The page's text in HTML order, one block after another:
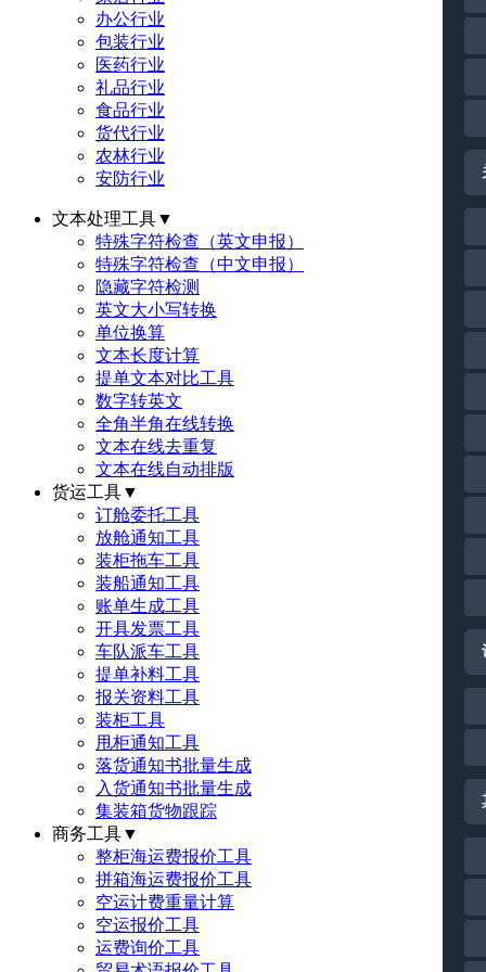
办公行业
包装行业
医药行业
礼品行业
食品行业
货代行业
农林行业
安防行业
文本处理工具▼
特殊字符检查（英文申报）
特殊字符检查（中文申报）
隐藏字符检测
英文大小写转换
单位换算
文本长度计算
提单文本对比工具
数字转英文
全角半角在线转换
文本在线去重复
文本在线自动排版
货运工具▼
订舱委托工具
放舱通知工具
装柜拖车工具
装船通知工具
账单生成工具
开具发票工具
车队派车工具
提单补料工具
报关资料工具
装柜工具
甩柜通知工具
落货通知书批量生成
入货通知书批量生成
集装箱货物跟踪
商务工具▼
整柜海运费报价工具
拼箱海运费报价工具
空运计费重量计算
空运报价工具
运费询价工具